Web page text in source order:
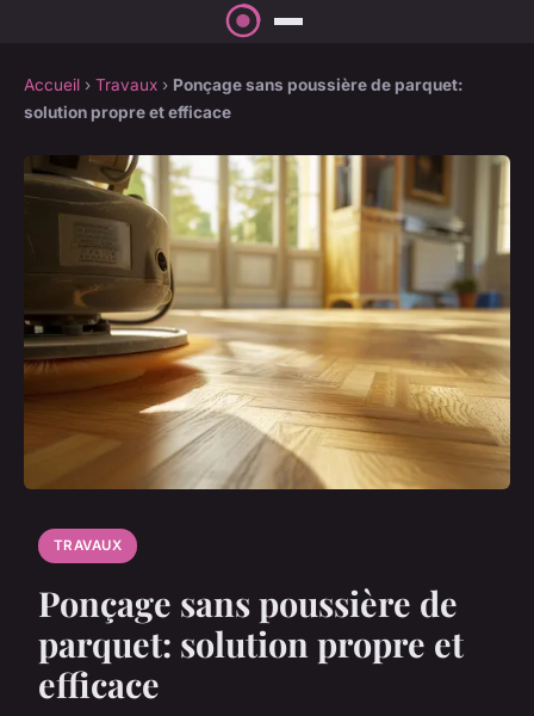
Accueil › Travaux › Ponçage sans poussière de parquet:
solution propre et efficace
TRAVAUX
Ponçage sans poussière de
parquet: solution propre et
efficace